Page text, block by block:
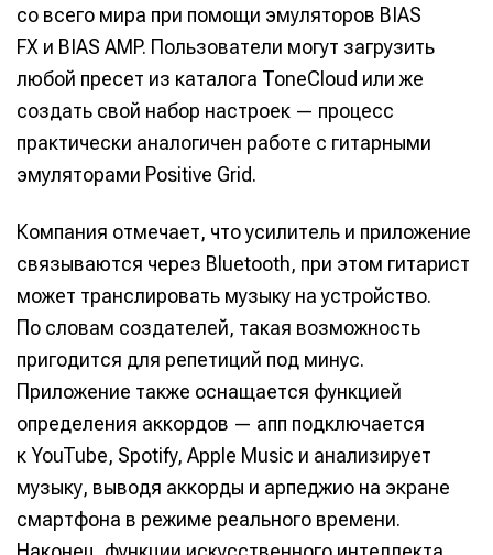
со всего мира при помощи эмуляторов BIAS
FX и BIAS AMP. Пользователи могут загрузить
любой пресет из каталога ToneCloud или же
создать свой набор настроек — процесс
практически аналогичен работе с гитарными
эмуляторами Positive Grid.
Компания отмечает, что усилитель и приложение
связываются через Bluetooth, при этом гитарист
может транслировать музыку на устройство.
По словам создателей, такая возможность
пригодится для репетиций под минус.
Приложение также оснащается функцией
определения аккордов — апп подключается
к YouTube, Spotify, Apple Music и анализирует
музыку, выводя аккорды и арпеджио на экране
смартфона в режиме реального времени.